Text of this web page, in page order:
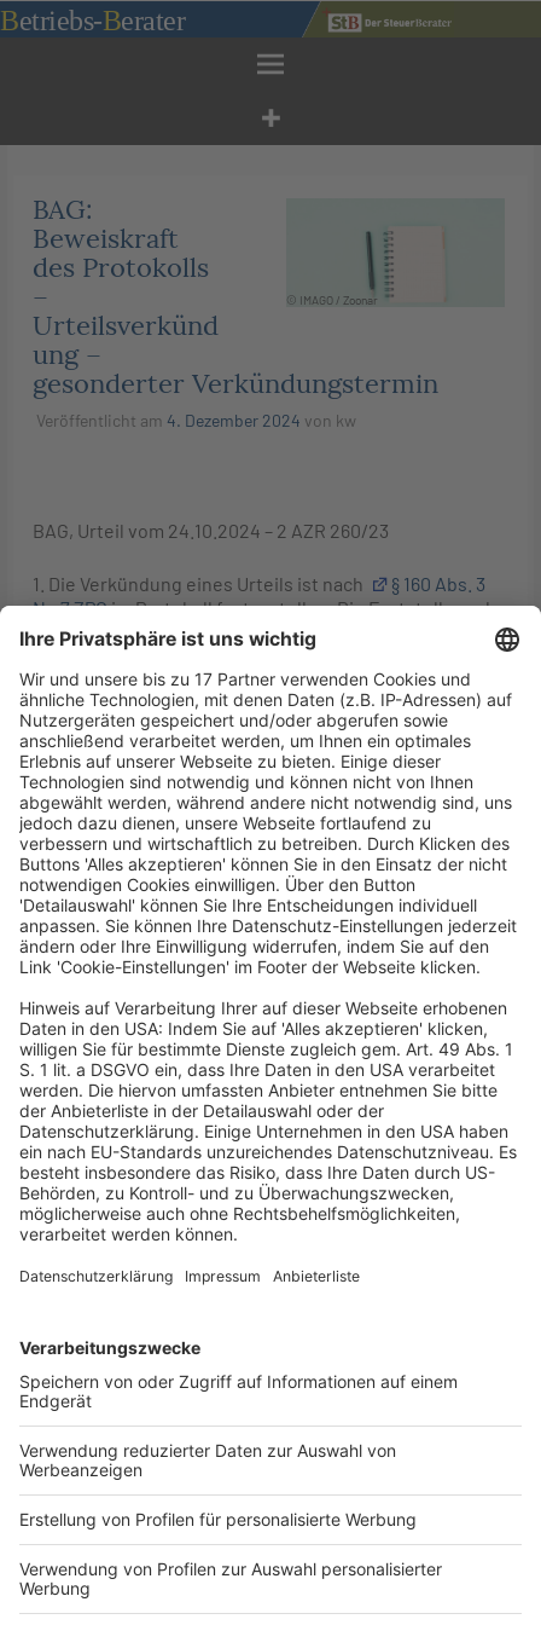
Zum
Inhalt
Betriebs-Berater
© IMAGO / Zoonar
BAG:
Beweiskraft
des Protokolls
–
Urteilsverkünd
ung –
gesonderter Verkündungstermin
Veröffentlicht am 4. Dezember 2024 von kw
BAG, Urteil vom 24.10.2024 – 2 AZR 260/23
1. Die Verkündung eines Urteils ist nach
§ 160 Abs. 3
Nr. 7 ZPOim Protokoll festzustellen. Die Feststellung der
Verkündung ist eine wesentliche Förmlichkeit, die
§ 165 ZPO
nur durch das Protokoll bewiesen
werden kann. Fehlt ein Protokoll über einen
gesonderten Verkündungstermin, ist davon
auszugehen, dass keine Urteilsverkündung erfolgt ist
(Rn. 8 f.).
2. Der Verkündungsvermerk des Urkundsbeamten der
Geschäftsstelle nach
§ 315 Abs. 3 ZPObeweist die
Verkündung des Urteils nicht. Das gilt auch bei
elektronischer Führung der Prozessakten (Rn. 10).
3. Die Schlussverfügung der Geschäftsstelle kann die
Verfügung des Richters insofern nicht ersetzen, dass
dadurch dessen Wille dokumentiert würde, die
Entscheidung der Kammer nach außen kundzutun (Rn.
13).
4. Zur Beseitigung des mit ihm verbundenen
Rechtsscheins kann ein nicht verkündetes und deshalb
einen bloßen Entscheidungsentwurf darstellendes
„Urteil“ des Arbeitsgerichts mit der Berufung
angefochten werden. Das Landesarbeitsgericht hat das
erstinstanzliche „Urteil“ aufzuheben und die Sache an
das Arbeitsgericht zurückzuverweisen; dem steht
Landesarbeitsgericht stattdessen eine ihm
unzweifelhaft verwehrte Sachentscheidung trifft. In
diesem Fall können die Gerichtskosten des
Revisionsverfahrens selbst dann niederzuschlagen
sein, wenn die Revision nicht wegen des Mangels der
Verkündung des erstinstanzlichen „Urteils“ geführt wird
(Rn. 23).
(Orientierungssätze)